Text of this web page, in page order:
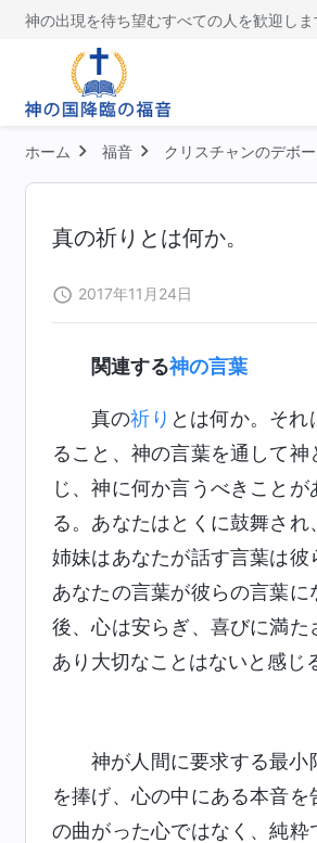
神の出現を待ち望むすべての人を歓迎しま
ホーム 福音 クリスチャンのデボ
真の祈りとは何か。
2017年11月24日
関連する神の言葉
真の祈り とは何か。そ
ること、神の言葉を通して
じ、神に何か言うべきこと
る。あなたはとくに鼓舞さ
姉妹はあなたが話す言葉は
あなたの言葉が彼らの言葉
後、心は安らぎ、喜びに満
あり大切なことはないと感じ
神が人間に要求する最
を捧げ、心の中にある本音
の曲がった心ではなく、純